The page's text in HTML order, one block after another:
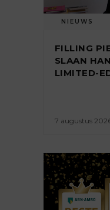
NIEUWS
FILLING
SLAAN
LIMITED-
7 augustus